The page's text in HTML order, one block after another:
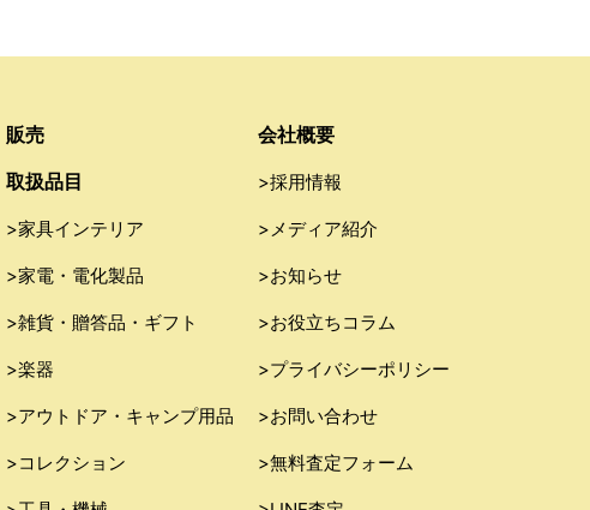
販売
取扱品目
>家具インテリア
>家電・電化製品
>雑貨・贈答品・ギフト
>楽器
>アウトドア・キャンプ用品
>コレクション
会社概要
>採用情報
>メディア紹介
>お知らせ
>お役立ちコラム
>プライバシーポリシー
>お問い合わせ
>無料査定フォーム